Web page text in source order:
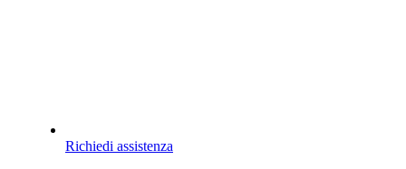
Richiedi assistenza